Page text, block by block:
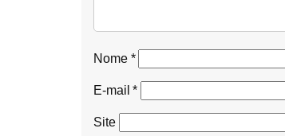
Nome *
E-mail*
Site